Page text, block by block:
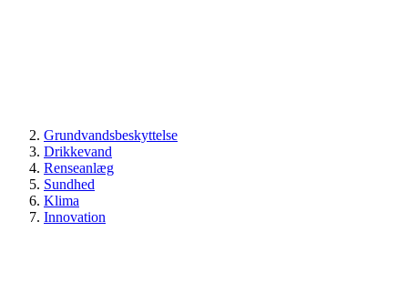
Grundvandsbeskyttelse
Drikkevand
Renseanlæg
Sundhed
Klima
Innovation